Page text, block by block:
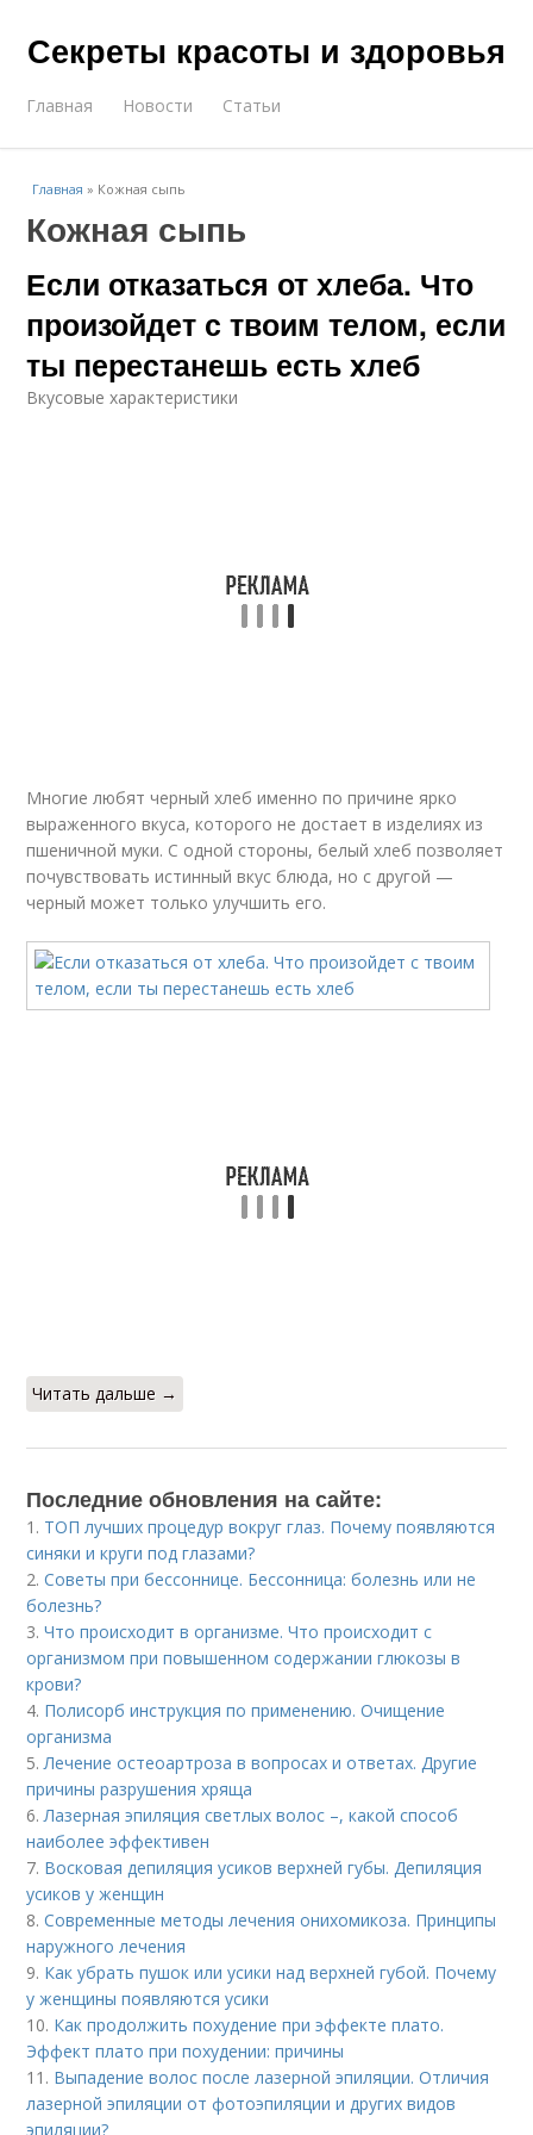
Секреты красоты и здоровья
Главная Новости Статьи
Главная » Кожная сыпь
Кожная сыпь
Если отказаться от хлеба. Что
произойдет с твоим телом, если
ты перестанешь есть хлеб
Вкусовые характеристики
Многие любят черный хлеб именно по причине ярко
выраженного вкуса, которого не достает в изделиях из
пшеничной муки. С одной стороны, белый хлеб позволяет
почувствовать истинный вкус блюда, но с другой —
черный может только улучшить его.
Читать дальше →
Последние обновления на сайте:
1. ТОП лучших процедур вокруг глаз. Почему появляются
синяки и круги под глазами?
2.Советы при бессоннице. Бессонница: болезнь или не
болезнь?
3.Что происходит в организме. Что происходит с
организмом при повышенном содержании глюкозы в
крови?
4. Полисорб инструкция по применению. Очищение
организма
5.Лечение остеоартроза в вопросах и ответах. Другие
причины разрушения хряща
6.Лазерная эпиляция светлых волос –, какой способ
наиболее эффективен
7. Восковая депиляция усиков верхней губы. Депиляция
усиков у женщин
8.Современные методы лечения онихомикоза. Принципы
наружного лечения
9. Как убрать пушок или усики над верхней губой. Почему
у женщины появляются усики
10. Как продолжить похудение при эффекте плато.
Эффект плато при похудении: причины
11. Выпадение волос после лазерной эпиляции. Отличия
лазерной эпиляции от фотоэпиляции и других видов
эпиляции?